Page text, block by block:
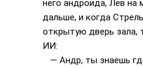
него андроида, Лев на
дальше, и когда
открытую дверь зала,
ИИ:
— Андр, ты знаешь